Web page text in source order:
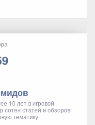
10 лет в игровой
сотен статей и обзоров
тематику.